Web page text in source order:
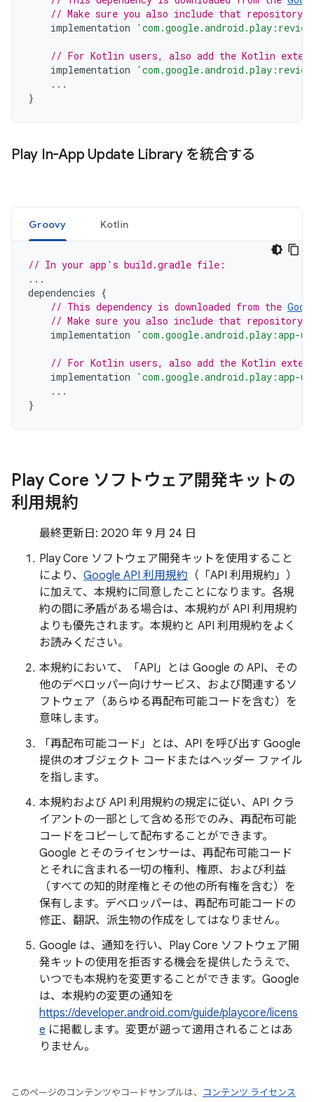
// Make sure you also include that
implementation
// For Kotlin users, also add the Kotlin
implementation
...
}
Play In-App Update Library を統合する
Groovy Kotlin
// In your app's build.gradle file:
...
dependencies {
// This dependency is downloaded from the
// Make sure you also include that
implementation
'com.google.android.play:app-
// For Kotlin users, also add the Kotlin
implementation
'com.google.android.play:app-
...
}
Play Core ソフトウェア開発キットの
利用規約
最終更新日: 2020 年 9 月 24 日
Play Core ソフトウェア開発キットを使用すること
により、 Google API 利用規約 （「API 利用規約」）
に加えて、本規約に同意したことになります。各規
約の間に矛盾がある場合は、本規約が API 利用規約
よりも優先されます。本規約と API 利用規約をよく
お読みください。
本規約において、「API」とは Google の API、その
他のデベロッパー向けサービス、および関連するソ
フトウェア（あらゆる再配布可能コードを含む）を
意味します。
「再配布可能コード」とは、API を呼び出す Google
提供のオブジェクト コードまたはヘッダー ファイル
を指します。
本規約および API 利用規約の規定に従い、API クラ
イアントの一部として含める形でのみ、再配布可能
コードをコピーして配布することができます。
Google とそのライセンサーは、再配布可能コード
とそれに含まれる一切の権利、権原、および利益
（すべての知的財産権とその他の所有権を含む）を
保有します。デベロッパーは、再配布可能コードの
修正、翻訳、派生物の作成をしてはなりません。
Google は、通知を行い、Play Core ソフトウェア開
発キットの使用を拒否する機会を提供したうえで、
いつでも本規約を変更することができます。Google
は、本規約の変更の通知を
https://developer.android.com/guide/playcore/licens
e に掲載します。変更が遡って適用されることはあ
りません。
このページのコンテンツやコードサンプルは、
コンテンツ ライセンス